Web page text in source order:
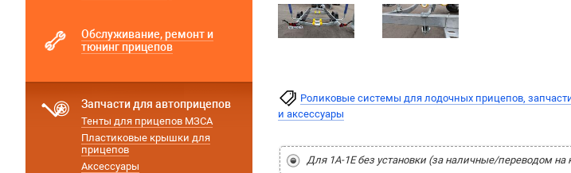
Роликовые системы для лодочных прицепов,
и аксессуары
Для 1A-1E без установки (за наличные/переводом на
Обслуживание, ремонт и
тюнинг прицепов
Запчасти для автоприцепов
Тенты для прицепов МЗСА
Пластиковые крышки для
прицепов
Аксессуары